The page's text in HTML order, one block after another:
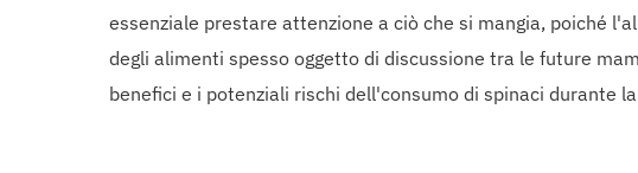
essenziale prestare attenzione a ciò che si mangia, poiché
degli alimenti spesso oggetto di discussione tra le future
benefici e i potenziali rischi dell'consumo di spinaci durante